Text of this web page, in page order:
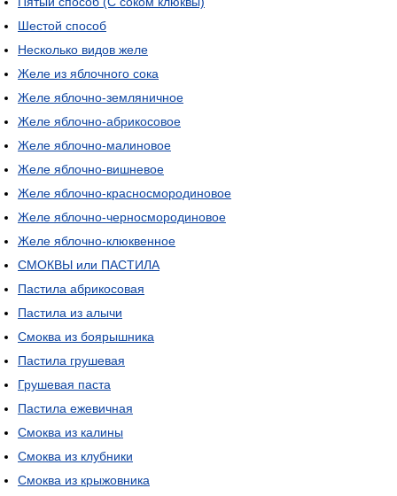
Шестой способ
Несколько видов желе
Желе из яблочного сока
Желе яблочно-земляничное
Желе яблочно-абрикосовое
Желе яблочно-малиновое
Желе яблочно-вишневое
Желе яблочно-красносмородиновое
Желе яблочно-черносмородиновое
Желе яблочно-клюквенное
СМОКВЫ или ПАСТИЛА
Пастила абрикосовая
Пастила из алычи
Смоква из боярышника
Пастила грушевая
Грушевая паста
Пастила ежевичная
Смоква из калины
Смоква из клубники
Смоква из крыжовника